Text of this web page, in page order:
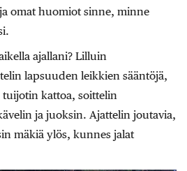
omat huomiot sinne, minne
ajallani? Lilluin
lapsuuden leikkien sääntöjä,
kattoa, soittelin
ja juoksin. Ajattelin joutavia,
mäkiä ylös, kunnes jalat